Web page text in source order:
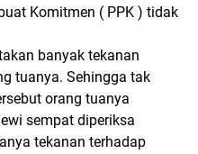
Komitmen ( PPK ) tidak
banyak tekanan
tuanya. Sehingga tak
orang tuanya
sempat diperiksa
tekanan terhadap